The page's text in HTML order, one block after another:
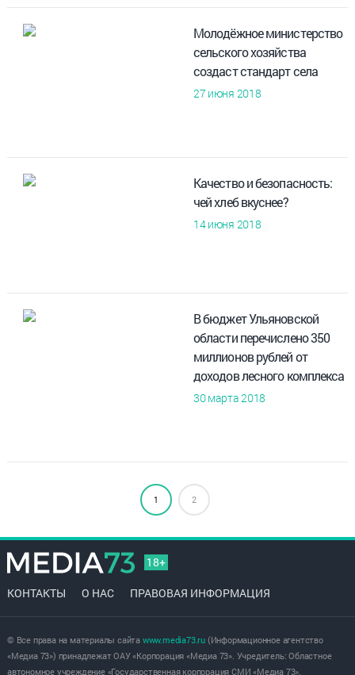
Молодёжное министерство
сельского хозяйства
создаст стандарт села
27 июня 2018
Качество и безопасность:
чей хлеб вкуснее?
14 июня 2018
В бюджет Ульяновской
области перечислено 350
миллионов рублей от
доходов лесного комплекса
30 марта 2018
1 2
18+
КОНТАКТЫ О НАС ПРАВОВАЯ ИНФОРМАЦИЯ
© Все права на материалы сайта www.media73.ru(Информационное агентство
«Медиа 73») принадлежат ОАУ «Корпорация «Медиа 73». Учредитель: Областное
автономное учреждение «Государственная корпорация СМИ «Медиа 73».